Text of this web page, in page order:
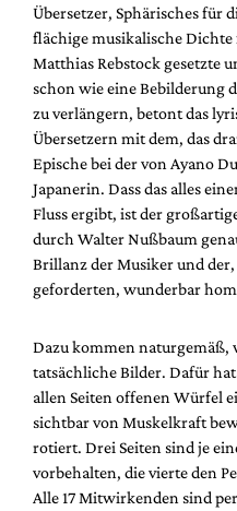
Übersetzer, Sphärisches für
flächige musikalische
Matthias Rebstock gesetzte
schon wie eine Bebilderung
zu verlängern, betont das
Übersetzern mit dem, das
Epische bei der von Ayano
Japanerin. Dass das alles
Fluss ergibt, ist der
durch Walter Nußbaum
Brillanz der Musiker und
geforderten, wunderbar
Dazu kommen
tatsächliche Bilder. Dafür
allen Seiten offenen Würfel
sichtbar von Muskelkraft
rotiert. Drei Seiten sind je
vorbehalten, die vierte den
Alle 17 Mitwirkenden sind